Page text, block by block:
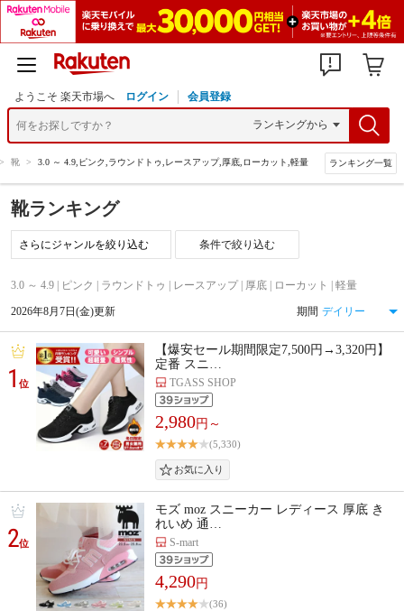
ようこそ 楽天市場へ ログイン 会員登録
靴 > 3.0 ～ 4.9,ピンク,ラウンドトゥ,レースアップ,厚底,ローカット,軽量 ランキング一覧
靴ランキング
条件で絞り込む
3.0 ～ 4.9 | ピンク | ラウンドトゥ | レースアップ | 厚底 | ローカット | 軽量
2026年8月7日(金)更新 期間
1位
【爆安セール期間限定7,500円→3,320円】
定番 スニ…
TGASS SHOP
2,980円～
(5,330)
2位
モズ moz スニーカー レディース 厚底 き
れいめ 通…
S-mart
4,290円
(36)